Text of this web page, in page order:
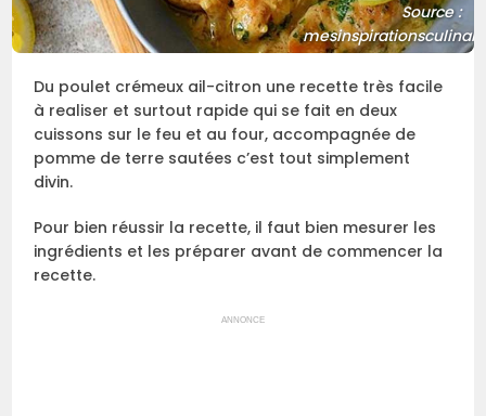
Source :
Du poulet crémeux ail-citron une recette très facile
à realiser et surtout rapide qui se fait en deux
cuissons sur le feu et au four, accompagnée de
pomme de terre sautées c’est tout simplement
divin.
Pour bien réussir la recette, il faut bien mesurer les
ingrédients et les préparer avant de commencer la
recette.
ANNONCE